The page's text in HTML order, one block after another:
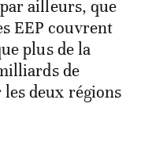
ailleurs, que
EEP couvrent
plus de la
de
deux régions